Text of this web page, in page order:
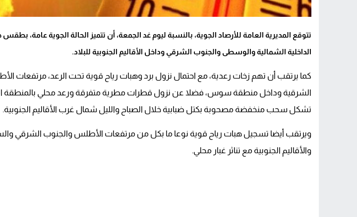
تتوقع المديرية العامة للأرصاد الجوية، بالنسبة ليوم غد الجمعة، أن تتميز الحالة الجوية عامة،
الداخلية الشمالية والوسطى والجنوب الشرقي وداخل الأقاليم الجنوبية للبلاد.
كما يرتقب أن تهم زخات رعدية، مع احتمال نزول برد وهبات رياح قوية تحت الرعد، مرتفعات
الشرقية وداخل منطقة سوس، فضلا عن نزول قطرات مطرية متفرقة ورعد محلي بالمنطقة
تشكل سحب منخفضة مصحوبة بكتل ضبابية خلال الصباح والليل شمال غرب الأقاليم الجنوبية.
ويرتقب أيضا تسجيل هبات رياح قوية نوعا ما بكل من مرتفعات الأطلس والجنوب الشرقي
والأقاليم الجنوبية مع تناثر غبار محلي.